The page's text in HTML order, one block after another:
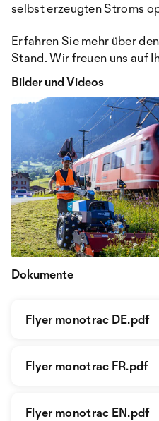
selbst erzeugten Stroms
Erfahren Sie mehr über
Stand. Wir freuen uns auf
Bilder und Videos
Dokumente
Flyer monotrac DE.pdf
Flyer monotrac FR.pdf
Flyer monotrac EN.pdf